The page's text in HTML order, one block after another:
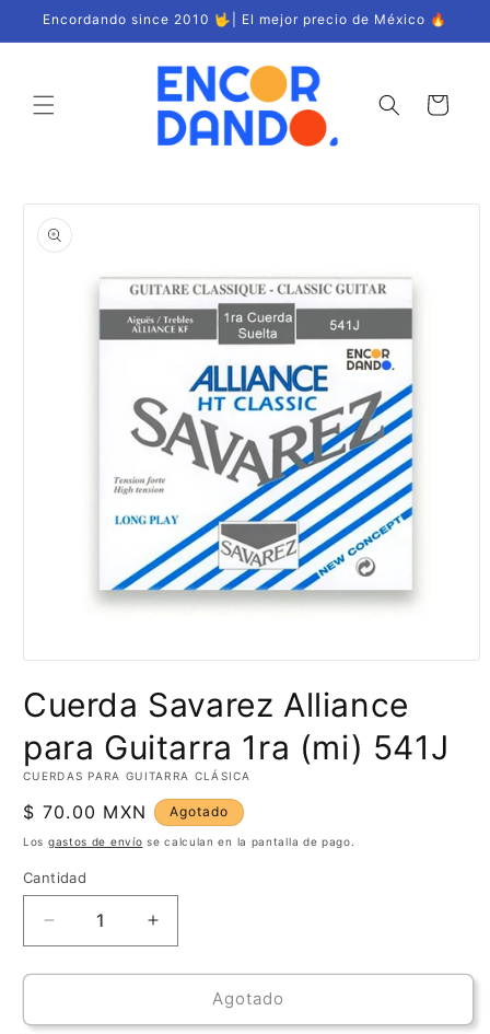
directamente
al contenido
Encordando since 2010 🤟| El mejor precio de México 🔥
Carrito
directamente
información
Abrir
multimedia
1
una
ventana
modal
Cuerda Savarez Alliance
para Guitarra 1ra (mi) 541J
CUERDAS PARA GUITARRA CLÁSICA
Precio
habitual
$ 70.00 MXN Agotado
Los gastos de envío se calculan en la pantalla de pago.
Cantidad
Cantidad
Reducir
cantidad
para
Savarez
Aumentar
cantidad
para
Cuerda
Savarez
Agotado